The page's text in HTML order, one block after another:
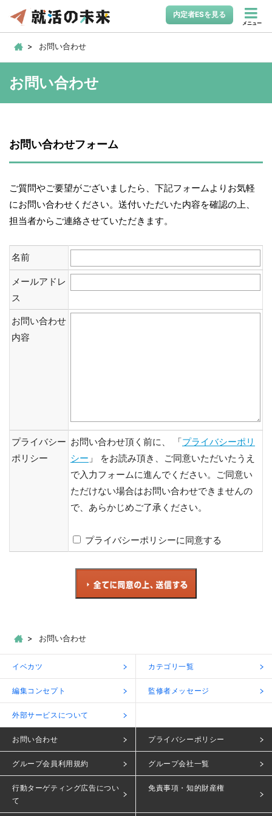
内定者ESを見る
メニュー
お問い合わせ
お問い合わせ
お問い合わせフォーム
ご質問やご要望がございましたら、下記フォームよりお気軽
にお問い合わせください。送付いただいた内容を確認の上、
担当者からご連絡させていただきます。
名前
メールアドレ
ス
お問い合わせ
内容
プライバシー
ポリシー
お問い合わせ頂く前に、 「プライバシーポリ
シー 」 をお読み頂き、ご同意いただいたうえ
で入力フォームに進んでください。ご同意い
ただけない場合はお問い合わせできませんの
で、あらかじめご了承ください。
プライバシーポリシーに同意する
お問い合わせ
イベカツ カテゴリ一覧
編集コンセプト 監修者メッセージ
外部サービスについて
お問い合わせ プライバシーポリシー
グループ会員利用規約 グループ会社一覧
行動ターゲティング広告につい
て
免責事項・知的財産権